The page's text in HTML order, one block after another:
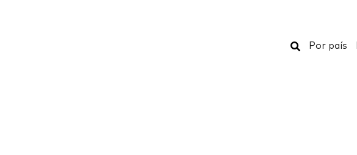
Buscar
Por país